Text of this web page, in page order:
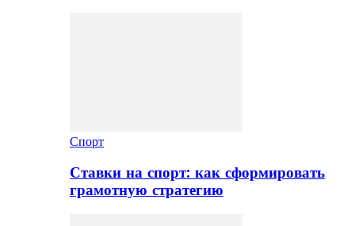
Спорт
Ставки на спорт: как сформировать
грамотную стратегию